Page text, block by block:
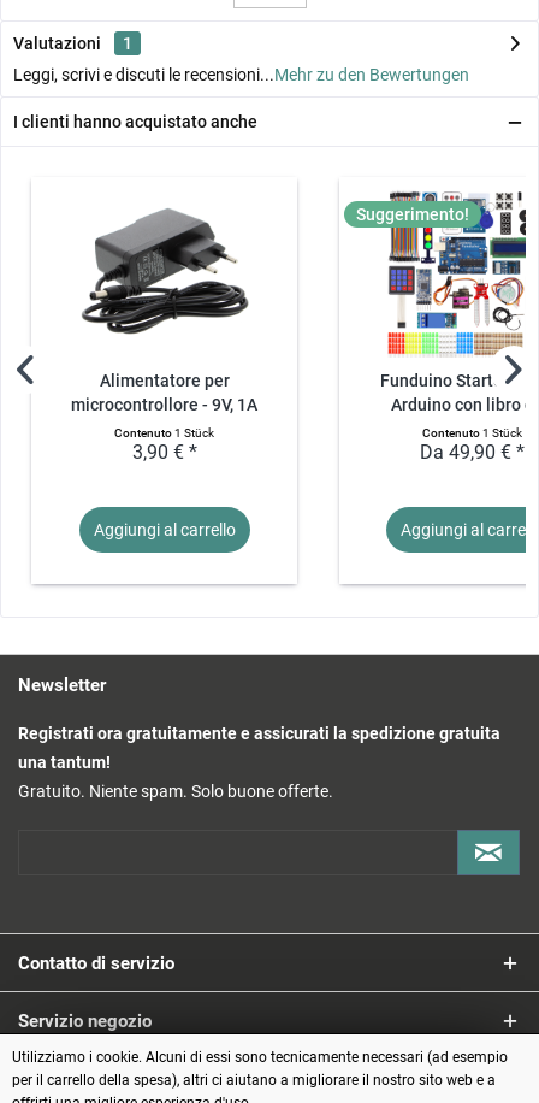
Valutazioni
1
Leggi, scrivi e discuti le recensioni...Mehr zu den Bewertungen
I clienti hanno acquistato anche
Alimentatore per
microcontrollore - 9V, 1A
Contenuto1 Stück
3,90 € *
Aggiungi al carrello
Suggerimento!
Funduino Starter Kit
Arduino con libro
Contenuto1 Stück
Da 49,90 € *
Aggiungi al
Newsletter
Registrati ora gratuitamente e assicurati la spedizione gratuita
una tantum!
Gratuito. Niente spam. Solo buone offerte.
Contatto di servizio
Servizio negozio
Informazioni
Utilizziamo i cookie. Alcuni di essi sono tecnicamente necessari (ad esempio
per il carrello della spesa), altri ci aiutano a migliorare il nostro sito web e a